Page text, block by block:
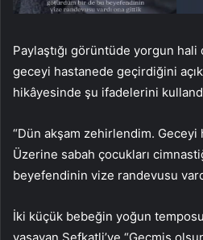
Paylaştığı görüntüde yorgun
geceyi hastanede geçirdiğini
hikâyesinde şu ifadelerini
“Dün akşam zehirlendim.
Üzerine sabah çocukları
beyefendinin vize randevusu
İki küçük bebeğin yoğun